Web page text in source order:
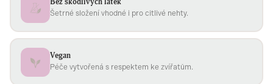
Šetrné složení vhodné i pro citlivé nehty.
Vegan
Péče vytvořená s respektem ke zvířatům.